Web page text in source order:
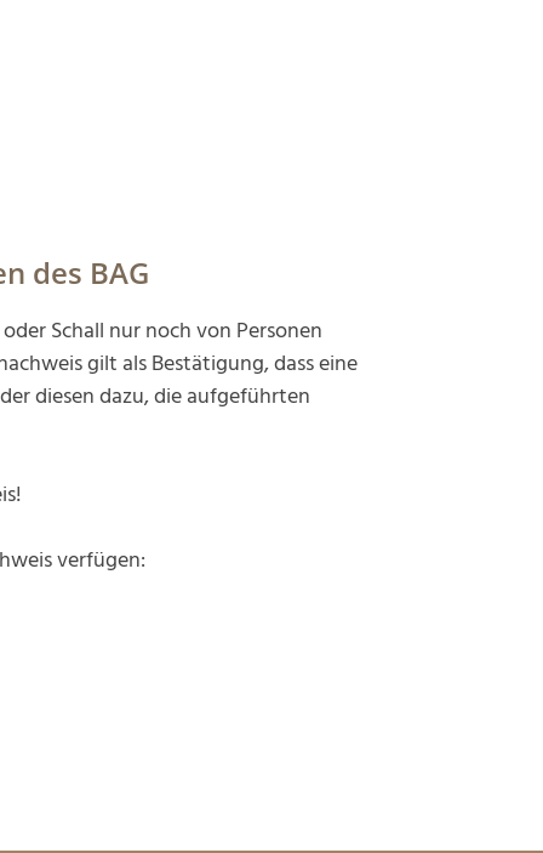
des BAG
Schall nur noch von Personen
gilt als Bestätigung, dass eine
diesen dazu, die aufgeführten
verfügen: